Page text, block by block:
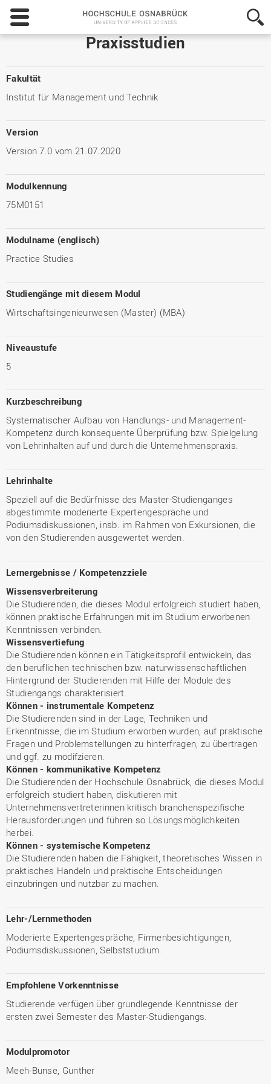
Hochschule
Osnabrück
-
Praxisstudien
Fakultät
Institut für Management und Technik
Version
Version 7.0 vom 21.07.2020
Modulkennung
75M0151
Modulname (englisch)
Practice Studies
Studiengänge mit diesem Modul
Wirtschaftsingenieurwesen (Master) (MBA)
Niveaustufe
5
Kurzbeschreibung
Systematischer Aufbau von Handlungs- und Management-
Kompetenz durch konsequente Überprüfung bzw. Spielgelung
von Lehrinhalten auf und durch die Unternehmenspraxis.
Lehrinhalte
Speziell auf die Bedürfnisse des Master-Studienganges
abgestimmte moderierte Expertengespräche und
Podiumsdiskussionen, insb. im Rahmen von Exkursionen, die
von den Studierenden ausgewertet werden.
Lernergebnisse / Kompetenzziele
Wissensverbreiterung
Die Studierenden, die dieses Modul erfolgreich studiert haben,
können praktische Erfahrungen mit im Studium erworbenen
Kenntnissen verbinden.
Wissensvertiefung
Die Studierenden können ein Tätigkeitsprofil entwickeln, das
den beruflichen technischen bzw. naturwissenschaftlichen
Hintergrund der Studierenden mit Hilfe der Module des
Studiengangs charakterisiert.
Können - instrumentale Kompetenz
Die Studierenden sind in der Lage, Techniken und
Erkenntnisse, die im Studium erworben wurden, auf praktische
Fragen und Problemstellungen zu hinterfragen, zu übertragen
und ggf. zu modifzieren.
Können - kommunikative Kompetenz
Die Studierenden der Hochschule Osnabrück, die dieses Modul
erfolgreich studiert haben, diskutieren mit
Unternehmensvertreterinnen kritisch branchenspezifische
Herausforderungen und führen so Lösungsmöglichkeiten
herbei.
Können - systemische Kompetenz
Die Studierenden haben die Fähigkeit, theoretisches Wissen in
praktisches Handeln und praktische Entscheidungen
einzubringen und nutzbar zu machen.
Lehr-/Lernmethoden
Moderierte Expertengespräche, Firmenbesichtigungen,
Podiumsdiskussionen, Selbststudium.
Empfohlene Vorkenntnisse
Studierende verfügen über grundlegende Kenntnisse der
ersten zwei Semester des Master-Studiengangs.
Modulpromotor
Meeh-Bunse, Gunther